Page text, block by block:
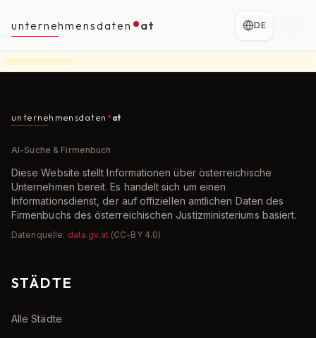
unternehmensdaten at DE
unternehmensdaten at
AI-Suche & Firmenbuch
Diese Website stellt Informationen über österreichische
Unternehmen bereit. Es handelt sich um einen
Informationsdienst, der auf offiziellen amtlichen Daten des
Firmenbuchs des österreichischen Justizministeriums basiert.
Datenquelle: data.gv.at (CC-BY 4.0)
STÄDTE
Alle Städte